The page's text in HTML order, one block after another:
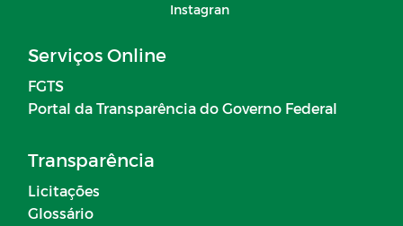
Instagran
Serviços Online
FGTS
Portal da Transparência do Governo Federal
Transparência
Licitações
Glossário